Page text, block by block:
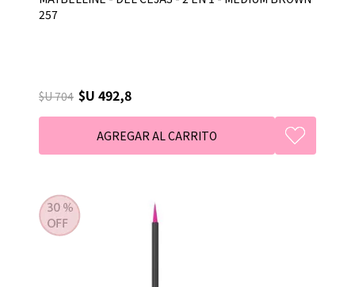
257
$U 704 $U 492,8